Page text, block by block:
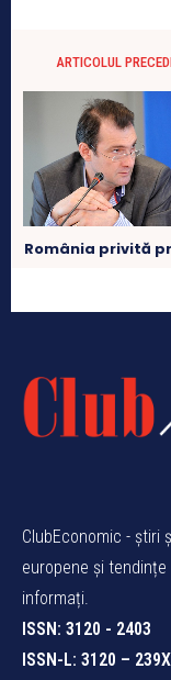
ARTICOLUL
România privită
ClubEconomic - știri
europene și
informați.
ISSN: 3120 - 2403
ISSN-L: 3120 – 239X